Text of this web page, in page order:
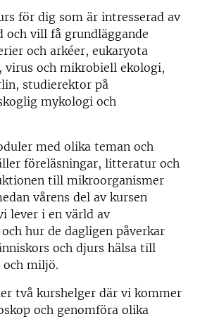
för dig som är intresserad av
och vill få grundläggande
och arkéer, eukaryota
virus och mikrobiell ekologi,
studierektor på
mykologi och
med olika teman och
föreläsningar, litteratur och
till mikroorganismer
vårens del av kursen
lever i en värld av
hur de dagligen påverkar
och djurs hälsa till
miljö.
två kurshelger där vi kommer
och genomföra olika